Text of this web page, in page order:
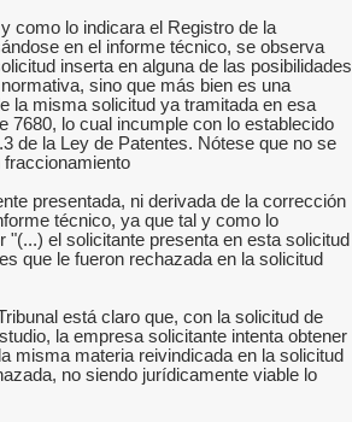
como lo indicara el Registro de la
en el informe técnico, se observa
inserta en alguna de las posibilidades
sino que más bien es una
la misma solicitud ya tramitada en esa
7680, lo cual incumple con lo establecido
de la Ley de Patentes. Nótese que no se
presentada, ni derivada de la corrección
técnico, ya que tal y como lo
"(...) el solicitante presenta en esta solicitud
que le fueron rechazada en la solicitud
está claro que, con la solicitud de
la empresa solicitante intenta obtener
misma materia reivindicada en la solicitud
no siendo jurídicamente viable lo